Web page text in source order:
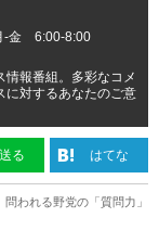
-金 6:00-8:00
情報番組。多彩なコメ
に対するあなたのご意
送る はてな
われる野党の「質問力」